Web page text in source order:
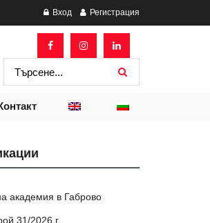
Вход Регистрация
академия в Габрово
31/2026 г.